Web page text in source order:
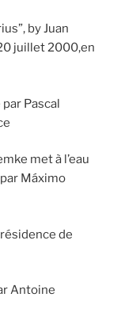
by Juan
juillet 2000,en
Pascal
met à l’eau
Máximo
de
Antoine